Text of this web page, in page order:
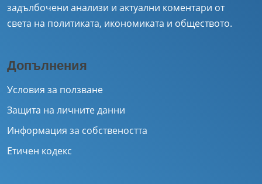
задълбочени анализи и актуални коментари от
света на политиката, икономиката и обществото.
Допълнения
Условия за ползване
Защита на личните данни
Информация за собствеността
Етичен кодекс